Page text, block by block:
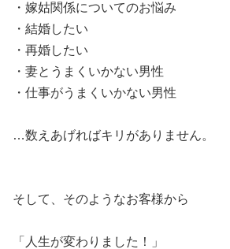
・嫁姑関係についてのお悩み
・結婚したい
・再婚したい
・妻とうまくいかない男性
・仕事がうまくいかない男性
…数えあげればキリがありません。
そして、そのようなお客様から
「人生が変わりました！」